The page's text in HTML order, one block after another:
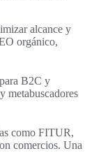
alcance y
orgánico,
B2C y
metabuscadores
como FITUR,
comercios. Una